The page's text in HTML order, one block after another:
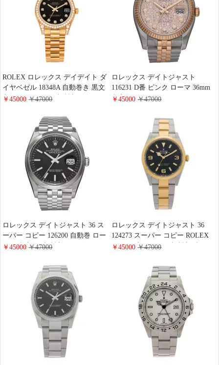
ROLEX ロレックス デイデイト ダ
イヤベゼル 18348A 自動巻き 黒文
字盤 レデイース 腕時計 ゴールド
￥45000￥47000
ロレックス デイトジャスト
116231 D番 ピンク ローマ 36mm
文字盤 ジュビリー ステンレス コ
時計 ROLEX 通販
￥45000￥47000
ロレックス デイトジャスト 36 ス
ーパー コピー 126200 自動巻 ロー
マ 黒文字盤 腕時計 メンズ おしゃ
￥45000￥47000
ロレックス デイトジャスト 36
124273 スーパー コピー ROLEX
エクスプローラー 腕時計 ブラッ
￥45000￥47000